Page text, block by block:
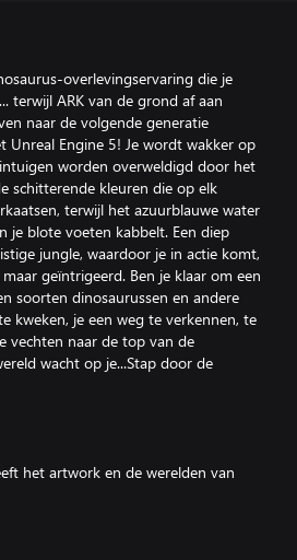
overlevingservaring die je
terwijl ARK van de grond af aan
naar de volgende generatie
Unreal Engine 5! Je wordt wakker op
worden overweldigd door het
schitterende kleuren die op elk
terwijl het azuurblauwe water
je blote voeten kabbelt. Een diep
jungle, waardoor je in actie komt,
geïntrigeerd. Ben je klaar om een
soorten dinosaurussen en andere
kweken, je een weg te verkennen, te
vechten naar de top van de
wacht op je...Stap door de
het artwork en de werelden van
Unreal Engine 5, met